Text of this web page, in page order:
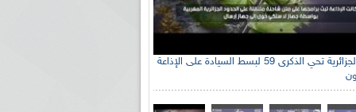
الإذاعة الجزائرية تحي الذكرى 59 لبسط السيادة على الإذاعة